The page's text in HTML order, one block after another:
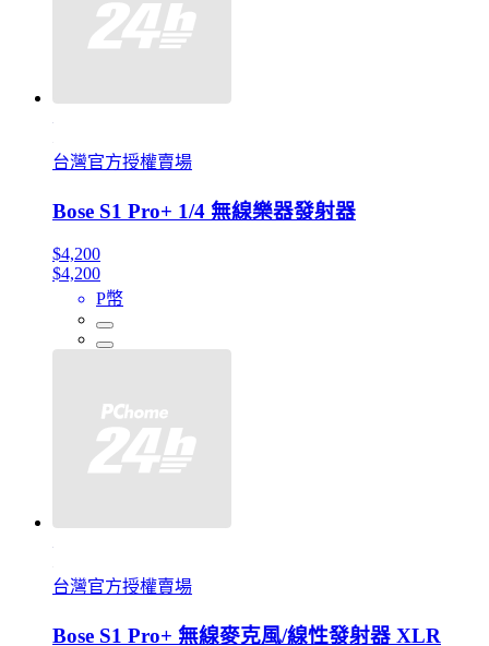
台灣官方授權賣場
Bose S1 Pro+ 1/4 無線樂器發射器
$4,200
$4,200
P幣
台灣官方授權賣場
Bose S1 Pro+ 無線麥克風/線性發射器 XLR